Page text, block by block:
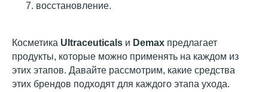
восстановление.
Косметика Ultraceuticals и Demax предлагает
продукты, которые можно применять на каждом из
этих этапов. Давайте рассмотрим, какие средства
этих брендов подходят для каждого этапа ухода.